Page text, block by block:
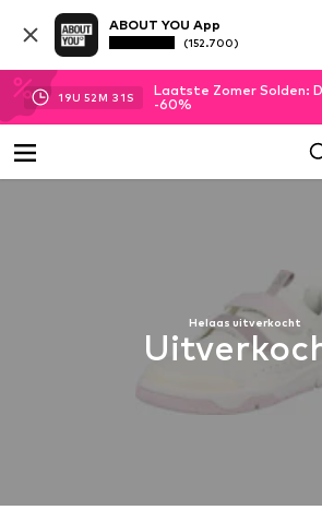
ABOUT YOU App
(152.700)
19U 52M 30S
Laatste Zomer Solden:
-60%
Helaas uitverkocht